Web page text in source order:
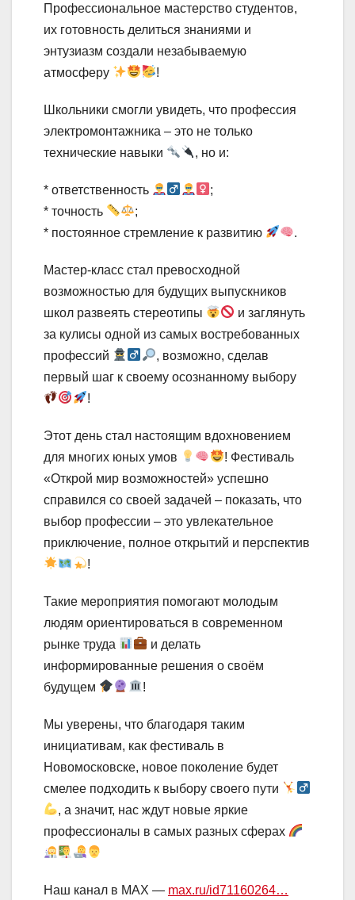
Профессиональное мастерство студентов,
их готовность делиться знаниями и
энтузиазм создали незабываемую
атмосферу
!
Школьники смогли увидеть, что профессия
электромонтажника – это не только
технические навыки
, но и:
* ответственность
;
* точность
;
* постоянное стремление к развитию
.
Мастер-класс стал превосходной
возможностью для будущих выпускников
школ развеять стереотипы
и заглянуть
за кулисы одной из самых востребованных
профессий
, возможно, сделав
первый шаг к своему осознанному выбору
!
Этот день стал настоящим вдохновением
для многих юных умов
! Фестиваль
«Открой мир возможностей» успешно
справился со своей задачей – показать, что
выбор профессии – это увлекательное
приключение, полное открытий и перспектив
!
Такие мероприятия помогают молодым
людям ориентироваться в современном
рынке труда
и делать
информированные решения о своём
будущем
!
Мы уверены, что благодаря таким
инициативам, как фестиваль в
Новомосковске, новое поколение будет
смелее подходить к выбору своего пути
, а значит, нас ждут новые яркие
профессионалы в самых разных сферах
Наш канал в MAX — max.ru/id71160264…